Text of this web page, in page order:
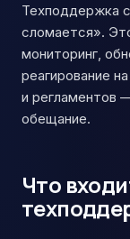
Техподдержка
сломается».
мониторинг,
реагирование
и регламентов
обещание.
Что